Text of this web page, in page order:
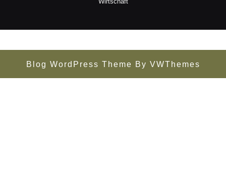
Blog WordPress Theme By VWThemes